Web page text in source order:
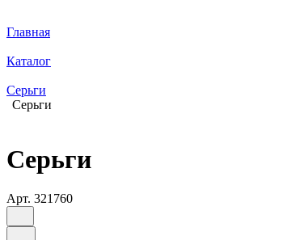
Главная
Каталог
Серьги
Серьги
Серьги
Арт. 321760